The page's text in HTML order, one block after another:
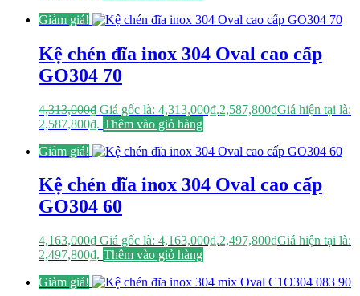
Giảm giá!
Kệ chén đĩa inox 304 Oval cao cấp
GO304 70
4,313,000₫ Giá gốc là: 4,313,000₫.2,587,800₫Giá hiện tại là:
2,587,800₫. Thêm vào giỏ hàng
Giảm giá!
Kệ chén đĩa inox 304 Oval cao cấp
GO304 60
4,163,000₫ Giá gốc là: 4,163,000₫.2,497,800₫Giá hiện tại là:
2,497,800₫. Thêm vào giỏ hàng
Giảm giá!